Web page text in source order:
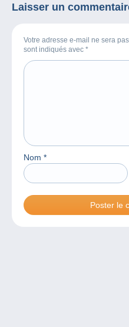
Laisser un
Votre adresse e-mail ne sera
sont indiqués avec *
Nom *